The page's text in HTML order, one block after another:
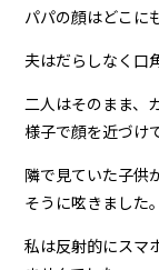
パパの顔はどこに
夫はだらしなく口
二人はそのまま、
様子で顔を近づけ
隣で見ていた子供
そうに呟きました。
私は反射的にスマ